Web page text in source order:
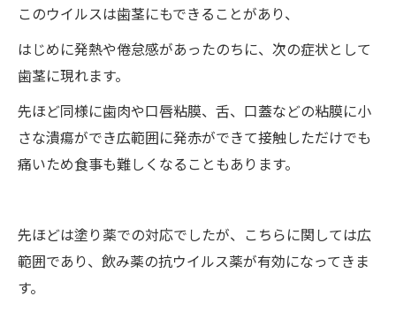
このウイルスは歯茎にもできることがあり、
はじめに発熱や倦怠感があったのちに、次の症状として
歯茎に現れます。
先ほど同様に歯肉や口唇粘膜、舌、口蓋などの粘膜に小
さな潰瘍ができ広範囲に発赤ができて接触しただけでも
痛いため食事も難しくなることもあります。
先ほどは塗り薬での対応でしたが、こちらに関しては広
範囲であり、飲み薬の抗ウイルス薬が有効になってきま
す。